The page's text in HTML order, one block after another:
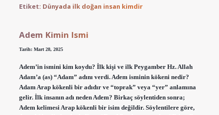
Etiket: Dünyada ilk doğan insan kimdir
Adem Kimin Ismi
Tarih: Mart 28, 2025
Adem’in ismini kim koydu? İlk kişi ve ilk Peygamber Hz. Allah
Adam’a (as) “Adam” adını verdi. Adem isminin kökeni nedir?
Adam Arap kökenli bir adıdır ve “toprak” veya “yer” anlamına
gelir. İlk insanın adı neden Adem? Birkaç söylentiden sonra;
Adem kelimesi Arap kökenli bir isim değildir. Söylentilere göre,